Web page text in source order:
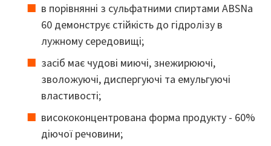
в порівнянні з сульфатними спиртами ABSNa
60 демонструє стійкість до гідролізу в
лужному середовищі;
засіб має чудові миючі, знежирюючі,
зволожуючі, диспергуючі та емульгуючі
властивості;
висококонцентрована форма продукту - 60%
діючої речовини;